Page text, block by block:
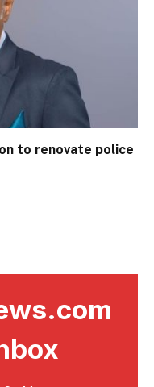
to renovate police